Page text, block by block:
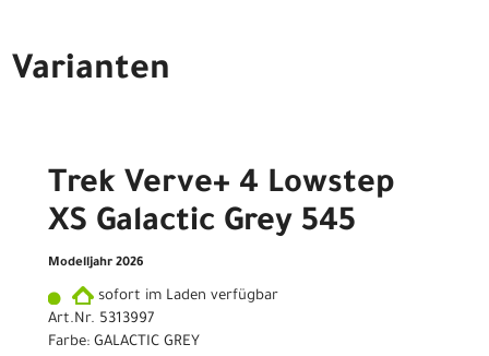
Varianten
Trek Verve+ 4 Lowstep
XS Galactic Grey 545
Modelljahr 2026
sofort im Laden verfügbar
Art.Nr. 5313997
Farbe: GALACTIC GREY